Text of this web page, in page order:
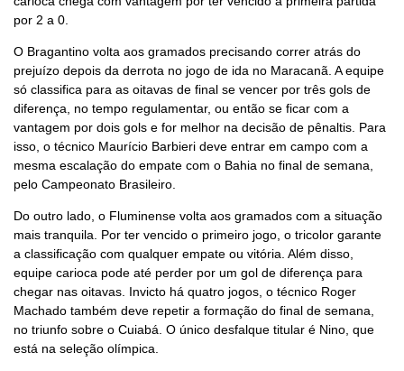
por 2 a 0.
O Bragantino volta aos gramados precisando correr atrás do
prejuízo depois da derrota no jogo de ida no Maracanã. A equipe
só classifica para as oitavas de final se vencer por três gols de
diferença, no tempo regulamentar, ou então se ficar com a
vantagem por dois gols e for melhor na decisão de pênaltis. Para
isso, o técnico Maurício Barbieri deve entrar em campo com a
mesma escalação do empate com o Bahia no final de semana,
pelo Campeonato Brasileiro.
Do outro lado, o Fluminense volta aos gramados com a situação
mais tranquila. Por ter vencido o primeiro jogo, o tricolor garante
a classificação com qualquer empate ou vitória. Além disso,
equipe carioca pode até perder por um gol de diferença para
chegar nas oitavas. Invicto há quatro jogos, o técnico Roger
Machado também deve repetir a formação do final de semana,
no triunfo sobre o Cuiabá. O único desfalque titular é Nino, que
está na seleção olímpica.